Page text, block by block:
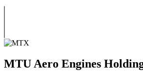
MTU Aero Engines